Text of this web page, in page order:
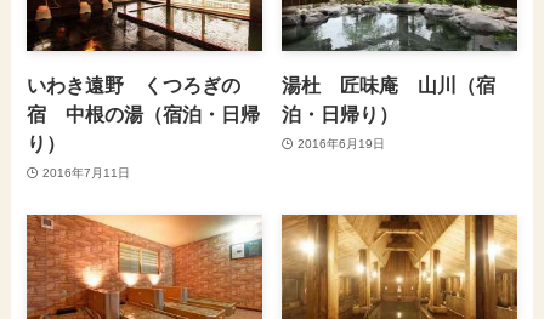
いわき遠野 くつろぎの
宿 中根の湯（宿泊・日帰
り）
2016年7月11日
湯杜 匠味庵 山川（宿
泊・日帰り）
2016年6月19日